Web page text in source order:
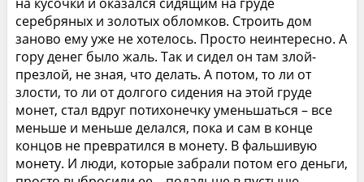
серебряных и золотых обломков. Строить дом
заново ему уже не хотелось. Просто неинтересно. А
гору денег было жаль. Так и сидел он там злой-
презлой, не зная, что делать. А потом, то ли от
злости, то ли от долгого сидения на этой груде
монет, стал вдруг потихонечку уменьшаться – все
меньше и меньше делался, пока и сам в конце
концов не превратился в монету. В фальшивую
монету. И люди, которые забрали потом его деньги,